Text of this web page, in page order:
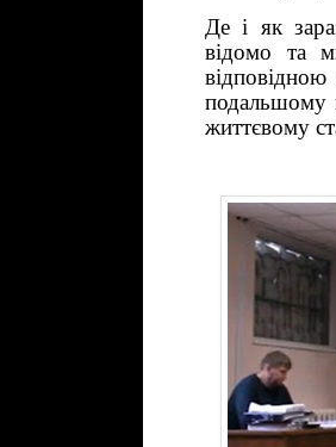
Де і як
відомо та
подальшому
життєвому